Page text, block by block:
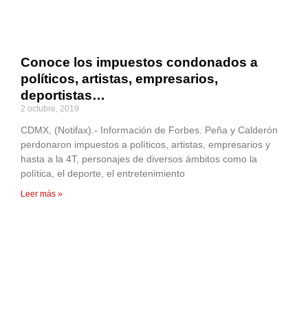
Conoce los impuestos condonados a
políticos, artistas, empresarios,
deportistas…
2 octubre, 2019
CDMX, (Notifax).- Información de Forbes. Peña y Calderón
perdonaron impuestos a políticos, artistas, empresarios y
hasta a la 4T, personajes de diversos ámbitos como la
política, el deporte, el entretenimiento
Leer más »